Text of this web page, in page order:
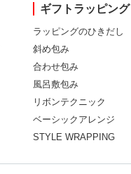
ギフトラッピング
ラッピングのひきだし
斜め包み
合わせ包み
風呂敷包み
リボンテクニック
ベーシックアレンジ
STYLE WRAPPING